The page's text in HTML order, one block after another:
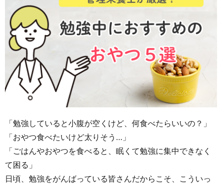
「勉強していると小腹が空くけど、何食べたらいいの？」
「おやつ食べたいけど太りそう…」
「ごはんやおやつを食べると、眠くて勉強に集中できなく
て困る」
日頃、勉強をがんばっている皆さんだからこそ、こういっ